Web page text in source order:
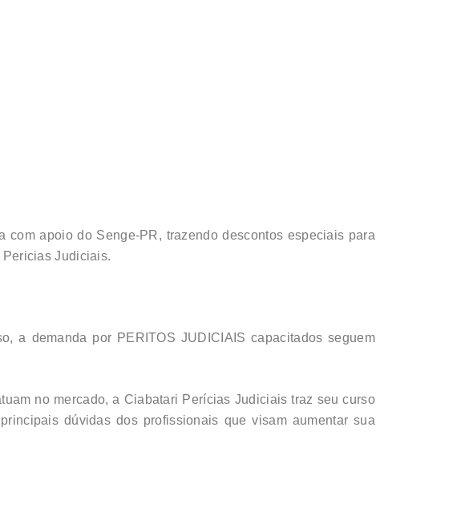
apoio do Senge-PR, trazendo descontos especiais para
Judiciais.
a demanda por PERITOS JUDICIAIS capacitados seguem
no mercado, a Ciabatari Perícias Judiciais traz seu curso
dúvidas dos profissionais que visam aumentar sua